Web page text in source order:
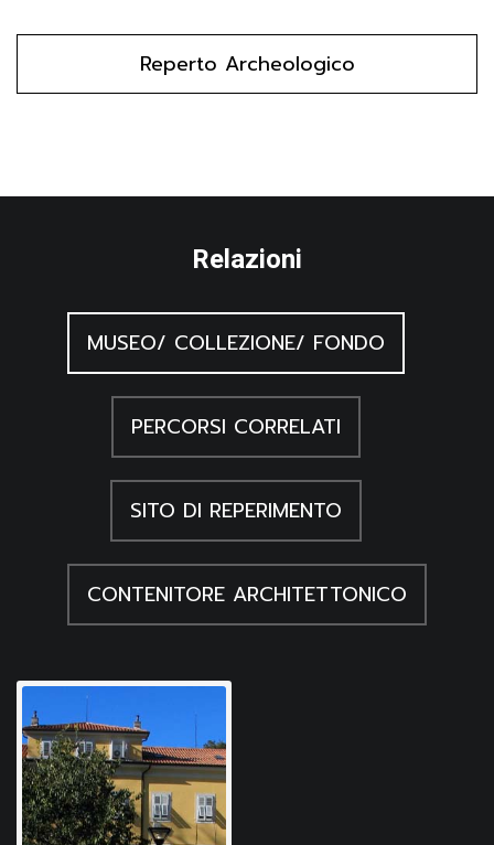
Reperto Archeologico
Relazioni
MUSEO/ COLLEZIONE/ FONDO
PERCORSI CORRELATI
SITO DI REPERIMENTO
CONTENITORE ARCHITETTONICO